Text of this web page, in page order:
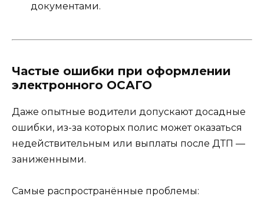
документами.
Частые ошибки при оформлении
электронного ОСАГО
Даже опытные водители допускают досадные
ошибки, из-за которых полис может оказаться
недействительным или выплаты после ДТП —
заниженными.
Самые распространённые проблемы: